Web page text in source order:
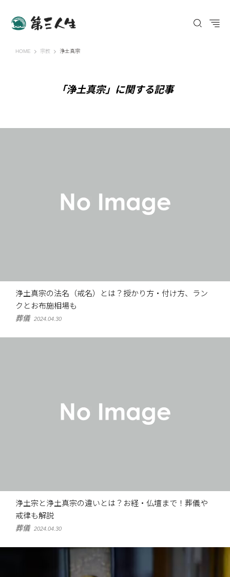
HOME 第三人生 〜寄り道の歩き方〜
宗教 浄土真宗
「浄土真宗」に関する記事
浄土真宗の法名（戒名）とは？授かり方・付け方、ラン
クとお布施相場も
葬儀 2024.04.30
浄土宗と浄土真宗の違いとは？お経・仏壇まで！葬儀や
戒律も解説
葬儀 2024.04.30